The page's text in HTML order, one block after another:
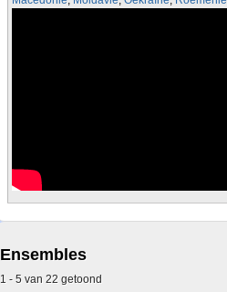
Ensembles
1 - 5 van 22 getoond